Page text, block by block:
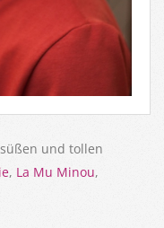
und tollen
, La Mu Minou,